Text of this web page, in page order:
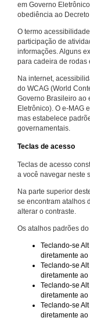
em Governo
obediência ao
O termo
participação de
informações. Alguns
para cadeira de rodas
Na internet,
do WCAG (World
Governo Brasileiro ao
Eletrônico). O e-MAG
mas estabelece
governamentais.
Teclas de acesso
Teclas de acesso
a você navegar neste
Na parte superior
se encontram atalhos
alterar o contraste.
Os atalhos padrões
Teclando-se
diretamente
Teclando-se
diretamente
Teclando-se
diretamente ao
Teclando-se
diretamente